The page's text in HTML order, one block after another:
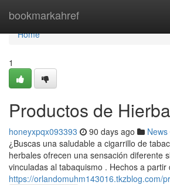
bookmarkahref
Home
Home
1
Productos de
honeyxpqx093393 90 days ago News
¿Buscas una saludable a cigarrillo de
herbales ofrecen una sensación diferente
vinculadas al tabaquismo . Hechos a partir
https://orlandomuhm143016.tkzblog.com/